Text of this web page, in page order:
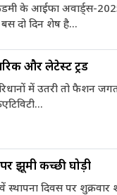
के आईफा अवार्ड्स-
दो दिन शेष है...
और लेटेस्ट ट्रेंड
में उतरी तो फैशन
झूमी कच्छी घोड़ी
दिवस पर शुक्रवार